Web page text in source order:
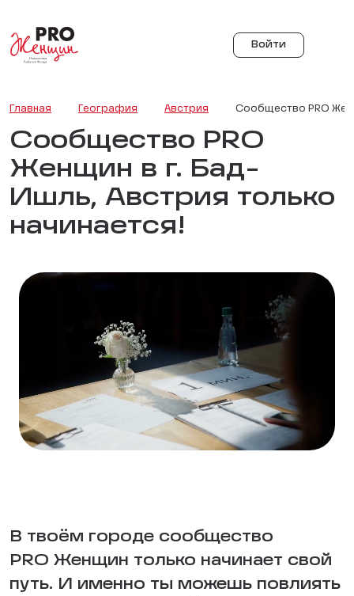
Войти
Главная География Австрия Сообщество PRO
Сообщество PRO
Женщин в г. Бад-
Ишль, Австрия только
начинается!
В твоём городе сообщество
PRO Женщин только начинает свой
путь. И именно ты можешь повлиять